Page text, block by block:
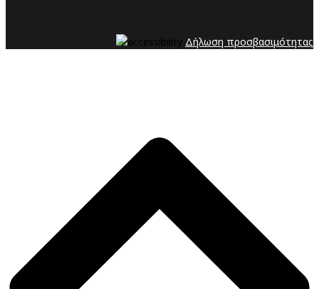
Δήλωση προσβασιμότητας